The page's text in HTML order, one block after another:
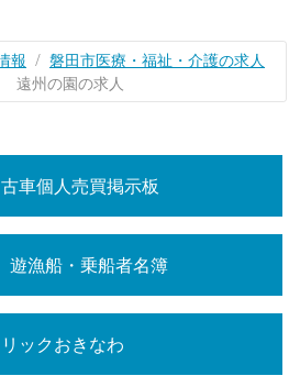
報
磐田市医療・福祉・介護の求人
遠州の園の求人
車個人売買掲示板
遊漁船・乗船者名簿
ックおきなわ